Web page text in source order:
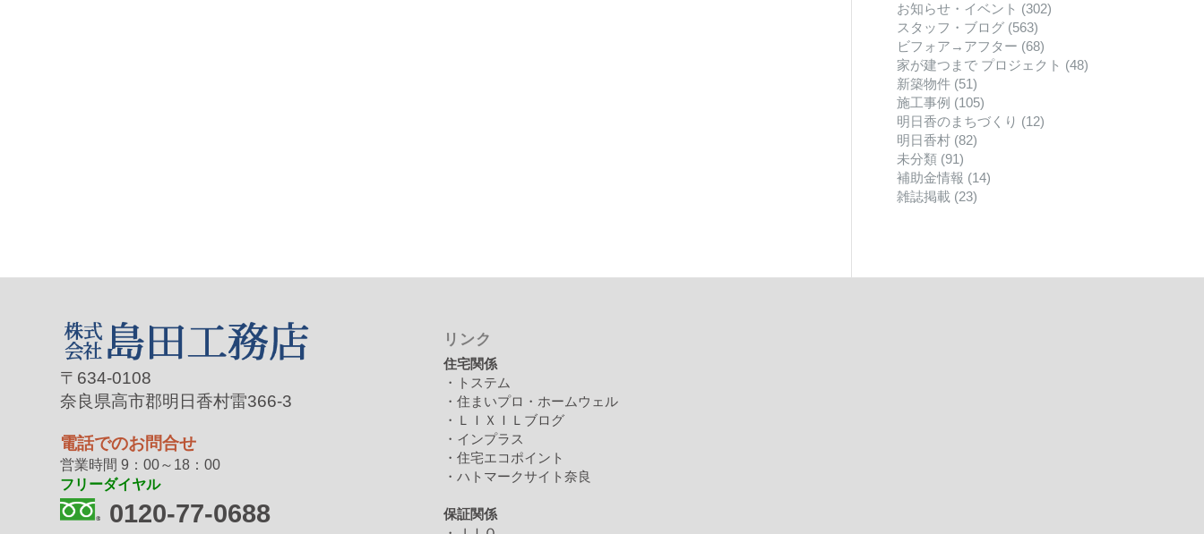
お知らせ・イベント (302)
スタッフ・ブログ (563)
ビフォア→アフター (68)
家が建つまで プロジェクト (48)
新築物件 (51)
施工事例 (105)
明日香のまちづくり (12)
明日香村 (82)
未分類 (91)
補助金情報 (14)
雑誌掲載 (23)
〒634-0108
奈良県高市郡明日香村雷366-3
電話でのお問合せ
営業時間 9：00～18：00
フリーダイヤル
0120-77-0688
リンク
住宅関係
・トステム
・住まいプロ・ホームウェル
・ＬＩＸＩＬブログ
・インプラス
・住宅エコポイント
・ハトマークサイト奈良
保証関係